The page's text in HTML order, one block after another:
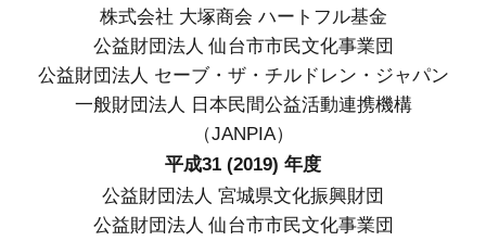
株式会社 大塚商会 ハートフル基金
公益財団法人 仙台市市民文化事業団
公益財団法人 セーブ・ザ・チルドレン・ジャパン
一般財団法人 日本民間公益活動連携機構
（JANPIA）
平成31 (2019) 年度
公益財団法人 宮城県文化振興財団
公益財団法人 仙台市市民文化事業団